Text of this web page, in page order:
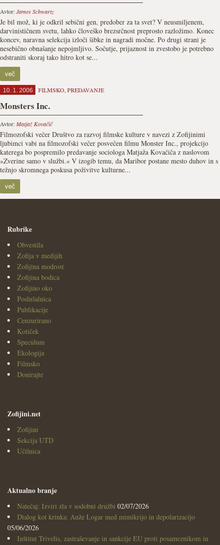
Avtor:James Schwartz
Je bil mož, ki je odkril sebični gen, predober za ta svet? V neusmiljenem,
darvinističnem svetu, lahko človeško brezsrčnost preprosto razložimo. Konec
koncev, naravna selekcija izloči šibke in nagradi močne. Po drugi strani je
nesebično obnašanje nepojmljivo. Sočutje, prijaznost in zvestobo je potrebno
odstraniti skoraj tako hitro kot se...
več
10. 1. 2006 FILMSKO, PREDAVANJE
Monsters Inc.
Avtor:Matjaž Kovačič
Filmozofski večer Društvo za razvoj filmske kulture v navezi z Zofijinimi
ljubimci vabi na filmozofski večer posvečen filmu Monster Inc., projekcijo
katerega bo pospremilo predavanje sociologa Matjaža Kovačiča z naslovom
»Zverine samo v službi.« V izogib temu, da Maribor postane mesto duhov in s
težnjo skromnega poskusa poživitve kulturne...
več
Rubrike
Obvestila
Zofija v medijih
Zofijina modrost
Zofijina bodica
Zofijino oko
Poslušalnica
Publikacije
Cenzurirano
Kotiček
Speculum
Ekologija
Filmsko
Donirajte
Zofijini.net
Zofijini
Sekcija UTD
Učilnica
Aktualno branje
Natečaj: Izviri zla v sodobni družbi 02/07/2026
Dialog kot krinka: Anže Logar med mimikrijo in depolarizacijo
05/06/2026
Inštitut Trivelis, zastraševanje in sankcije EU proti posameznikom in